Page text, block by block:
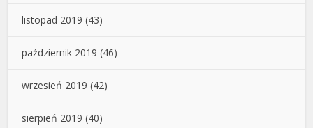
listopad 2019 (43)
październik 2019 (46)
wrzesień 2019 (42)
sierpień 2019 (40)